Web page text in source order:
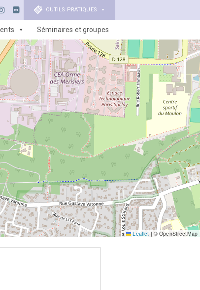
OUTILS PRATIQUES
Séminaires et groupes
Leaflet | © OpenStreetMap